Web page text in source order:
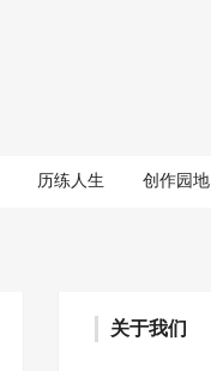
历练人生 创作园地
关于我们